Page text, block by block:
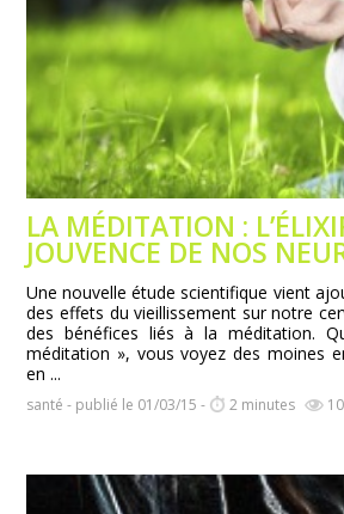
LA MÉDITATION :
JOUVENCE DE NOS
Une nouvelle étude scientifique vient
des effets du vieillissement sur notre
des bénéfices liés à la méditation.
méditation », vous voyez des moines
en ...
santé - publié le 01/03/15 - 2 minutes